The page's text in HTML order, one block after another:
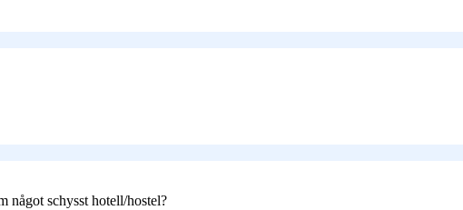
något schysst hotell/hostel?